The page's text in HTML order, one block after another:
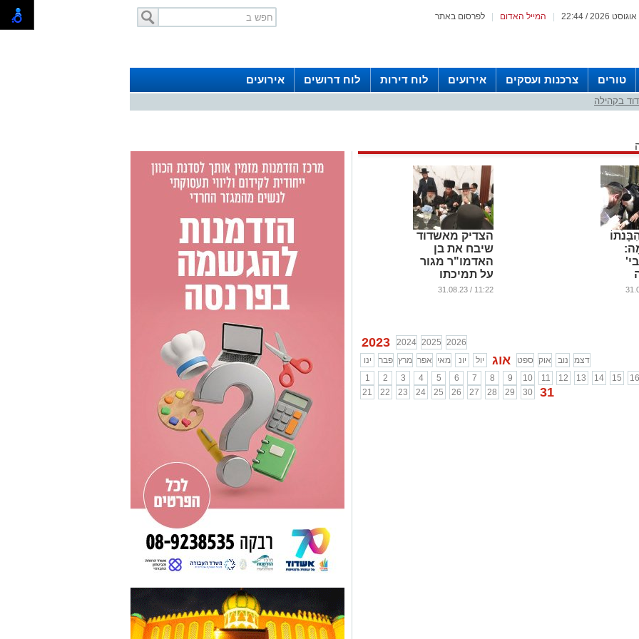
לפרסום באתר המייל האדום
טורים צרכנות ועסקים אירועים לוח דירות לוח דרושים אירועים
בקהילה
הצדיק מאשדוד
שיבח את בן
האדמו"ר מגור
על תמיכתו
בראש העיר ד"ר
11:22 / 31.08.23
2023 2024 2025 2026
ינו
פבר מרץ אפר מאי יונ יול אוג ספט אוק נוב
דצמ
1
2 3 4 5 6 7 8 9 10 11 12 13 14 15 16
21
22 23 24 25 26 27 28 29 30 31